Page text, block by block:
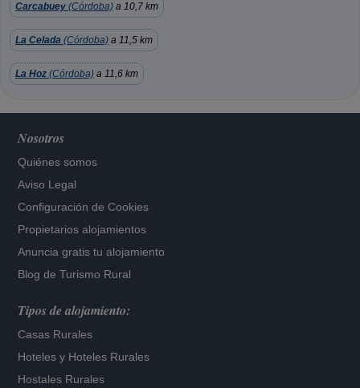
Carcabuey (Córdoba) a 10,7 km
La Celada (Córdoba) a 11,5 km
La Hoz (Córdoba) a 11,6 km
Nosotros
Quiénes somos
Aviso Legal
Configuración de Cookies
Propietarios alojamientos
Anuncia gratis tu alojamiento
Blog de Turismo Rural
Tipos de alojamiento:
Casas Rurales
Hoteles y Hoteles Rurales
Hostales Rurales